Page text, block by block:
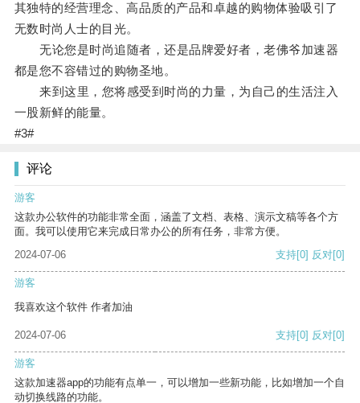
其独特的经营理念、高品质的产品和卓越的购物体验吸引了
无数时尚人士的目光。
无论您是时尚追随者，还是品牌爱好者，老佛爷加速器
都是您不容错过的购物圣地。
来到这里，您将感受到时尚的力量，为自己的生活注入
一股新鲜的能量。
#3#
评论
游客
这款办公软件的功能非常全面，涵盖了文档、表格、演示文稿等各个方
面。我可以使用它来完成日常办公的所有任务，非常方便。
2024-07-06
支持[0] 反对[0]
游客
我喜欢这个软件 作者加油
2024-07-06 支持[0] 反对[0]
游客
这款加速器app的功能有点单一，可以增加一些新功能，比如增加一个自
动切换线路的功能。